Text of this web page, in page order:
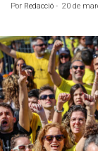
Por Redacció - 20 de